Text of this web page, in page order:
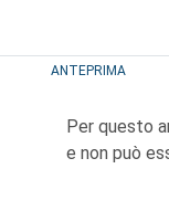
ANTEPRIMA
Per questo
e non può